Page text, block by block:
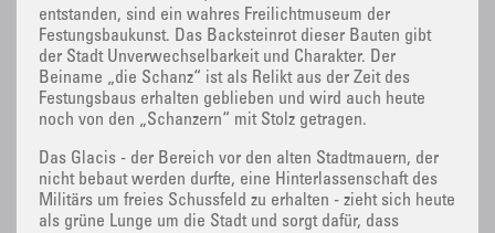
entstanden, sind ein wahres Freilichtmuseum der
Festungsbaukunst. Das Backsteinrot dieser Bauten gibt
der Stadt Unverwechselbarkeit und Charakter. Der
Beiname „die Schanz“ ist als Relikt aus der Zeit des
Festungsbaus erhalten geblieben und wird auch heute
noch von den „Schanzern“ mit Stolz getragen.
Das Glacis - der Bereich vor den alten Stadtmauern, der
nicht bebaut werden durfte, eine Hinterlassenschaft des
Militärs um freies Schussfeld zu erhalten - zieht sich heute
als grüne Lunge um die Stadt und sorgt dafür, dass